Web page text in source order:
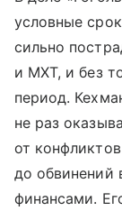
условные
сильно
и МХТ, и без
период.
не раз
от
до обвинений
финансами.